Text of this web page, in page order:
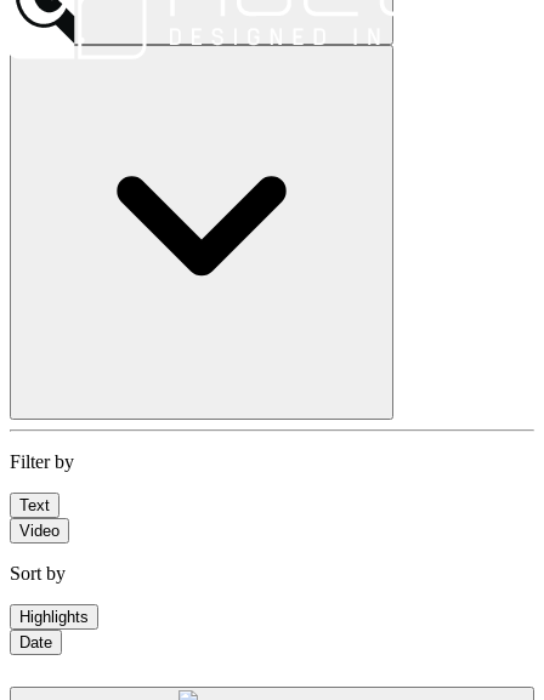
Filter by
Text
Video
Sort by
Highlights
Date